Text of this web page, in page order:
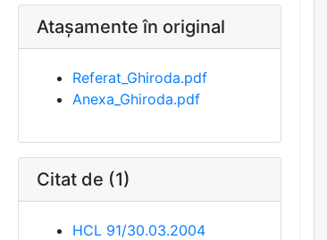
Atașamente în original
Referat_Ghiroda.pdf
Anexa_Ghiroda.pdf
Citat de (1)
HCL 91/30.03.2004